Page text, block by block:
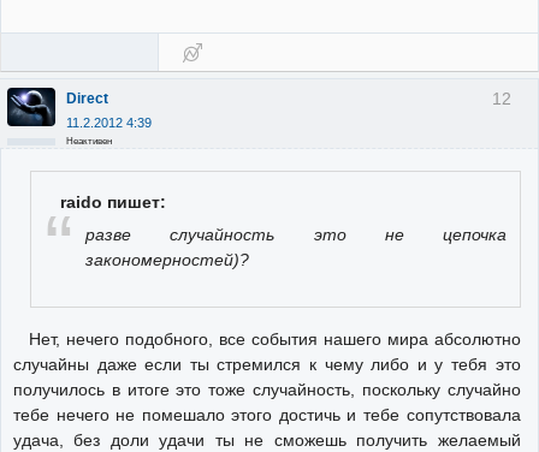
12
Direct
11.2.2012 4:39
Неактивен
raido пишет:
разве случайность это не цепочка
закономерностей)?
Нет, нечего подобного, все события нашего мира абсолютно
случайны даже если ты стремился к чему либо и у тебя это
получилось в итоге это тоже случайность, поскольку случайно
тебе нечего не помешало этого достичь и тебе сопутствовала
удача, без доли удачи ты не сможешь получить желаемый